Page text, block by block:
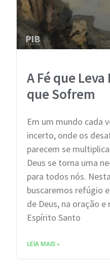
A Fé que
que Sofrem
Em um mundo cada
incerto, onde os
parecem se
Deus se torna uma
para todos nós.
buscaremos refúgio
de Deus, na oração
Espírito Santo
LEIA MAIS »